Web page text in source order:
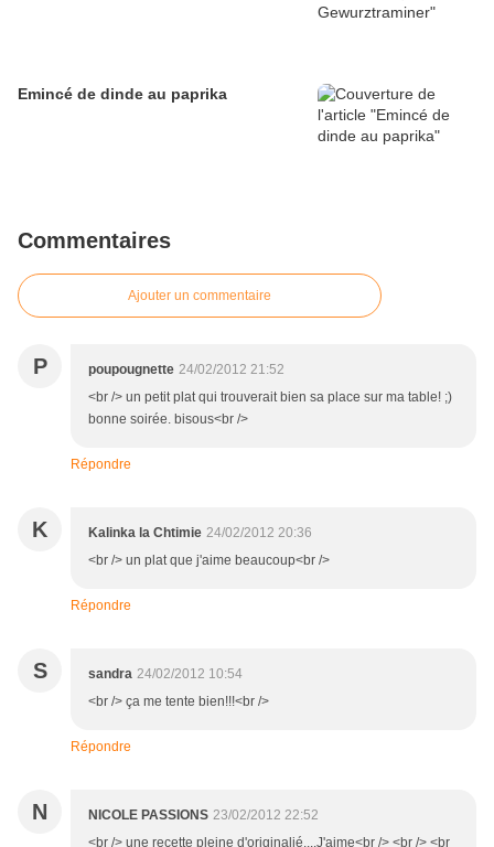
Emincé de dinde au paprika
Commentaires
Ajouter un commentaire
P poupougnette 24/02/2012 21:52
<br /> un petit plat qui trouverait bien sa place sur ma table! ;)
bonne soirée. bisous<br />
Répondre
K Kalinka la Chtimie 24/02/2012 20:36
<br /> un plat que j'aime beaucoup<br />
Répondre
S sandra 24/02/2012 10:54
<br /> ça me tente bien!!!<br />
Répondre
N NICOLE PASSIONS 23/02/2012 22:52
<br /> une recette pleine d'originalié....J'aime<br /> <br /> <br